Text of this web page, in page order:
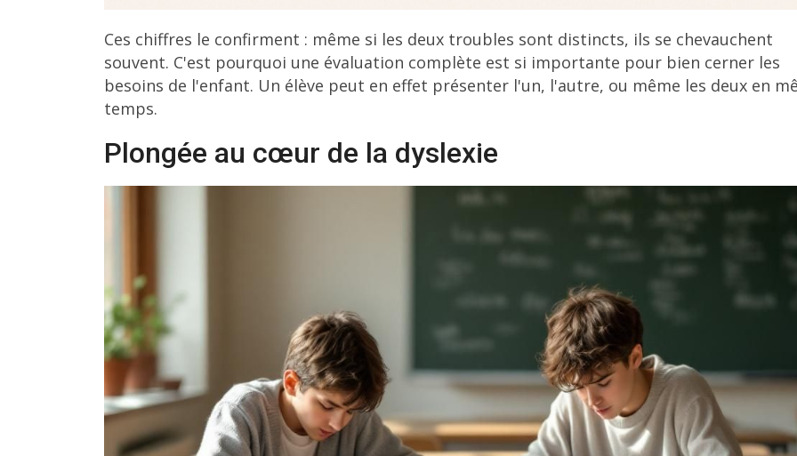
Ces chiffres le confirment : même si les deux troubles sont distincts, ils se chevauchent
souvent. C'est pourquoi une évaluation complète est si importante pour bien cerner les
besoins de l'enfant. Un élève peut en effet présenter l'un, l'autre, ou même les deux en
temps.
Plongée au cœur de la dyslexie